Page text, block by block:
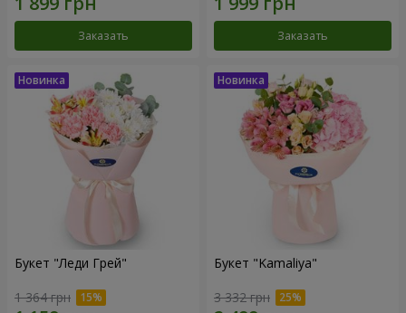
Заказать Заказать
Букет "Леди Грей"
1 364 грн
Букет "Kamaliya"
3 332 грн